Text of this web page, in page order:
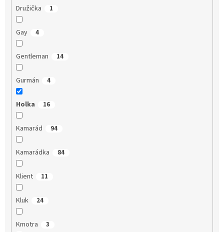
Družička 1
Gay 4
Gentleman 14
Gurmán 4
Holka 16
Kamarád 94
Kamarádka 84
Klient 11
Kluk 24
Kmotra 3